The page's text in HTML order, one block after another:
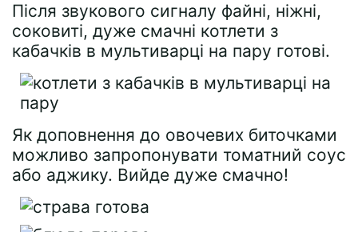
Після звукового сигналу файні, ніжні,
соковиті, дуже смачні котлети з
кабачків в мультиварці на пару готові.
Як доповнення до овочевих биточками
можливо запропонувати томатний соус
або аджику. Вийде дуже смачно!